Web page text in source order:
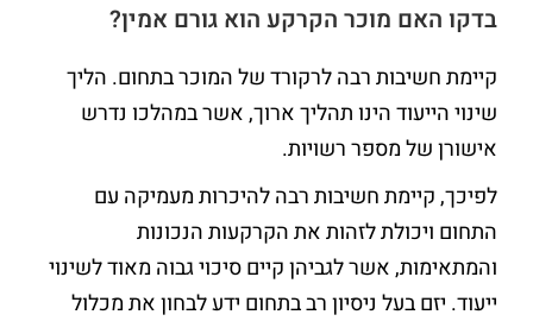
בדקו האם מוכר הקרקע הוא גורם אמין?
קיימת חשיבות רבה לרקורד של המוכר בתחום. הליך
שינוי הייעוד הינו תהליך ארוך, אשר במהלכו נדרש
אישורן של מספר רשויות.
לפיכך, קיימת חשיבות רבה להיכרות מעמיקה עם
התחום ויכולת לזהות את הקרקעות הנכונות
והמתאימות, אשר לגביהן קיים סיכוי גבוה מאוד לשינוי
ייעוד. יזם בעל ניסיון רב בתחום ידע לבחון את מכלול